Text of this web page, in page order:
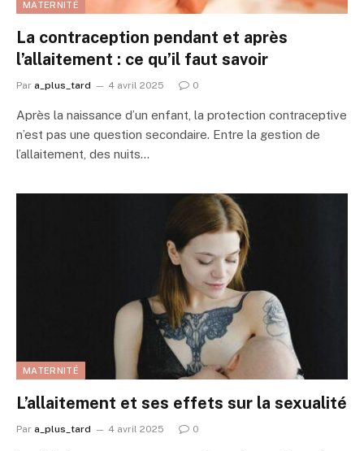
MATERNITÉ
La contraception pendant et après
l’allaitement : ce qu’il faut savoir
Par a_plus_tard 4 avril 2025 0
Après la naissance d’un enfant, la protection contraceptive
n’est pas une question secondaire. Entre la gestion de
l’allaitement, des nuits…
MATERNITÉ
L’allaitement et ses effets sur la sexualité
Par a_plus_tard 4 avril 2025 0